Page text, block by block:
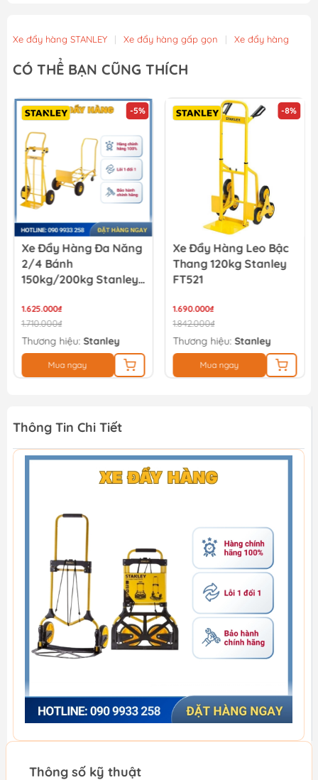
Xe đẩy hàng STANLEY | Xe đẩy hàng gấp gọn | Xe đẩy hàng
CÓ THỂ BẠN CŨNG THÍCH
-5%
Xe Đẩy Hàng Đa Năng
2/4 Bánh
150kg/200kg Stanley
1.625.000₫
1.710.000₫
Thương hiệu: Stanley
Mua ngay
-8%
Xe Đẩy Hàng Leo Bậc
Thang 120kg Stanley
FT521
1.690.000₫
1.842.000₫
Thương hiệu:Stanley
Mua ngay
Thông Tin Chi Tiết
Thông số kỹ thuật